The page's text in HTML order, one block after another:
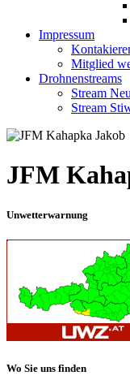
Impressum
Mitglied
Drohnenstreams
Stream
Stream
JFM
Unwetterwarnung
Wo Sie uns finden